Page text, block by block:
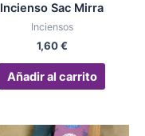
Incienso Sac Mirra
Inciensos
1,60€
Añadir al carrito